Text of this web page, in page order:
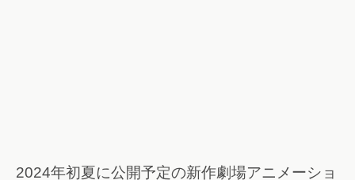
2024年初夏に公開予定の新作劇場アニメーショ